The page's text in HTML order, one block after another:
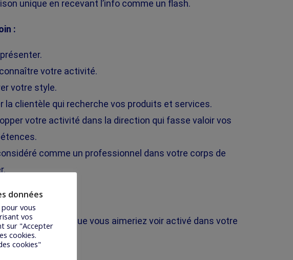
unique en recevant l’info comme un flash.
:
votre activité.
votre style.
la clientèle qui recherche vos produits et services.
votre activité dans la direction qui fasse valoir vos
comme un professionnel dans votre corps de
:
votre besoin, ce que vous aimeriez voir activé dans votre
faisons :
données
vous
vos
sur "Accepter
cookies.
cookies"